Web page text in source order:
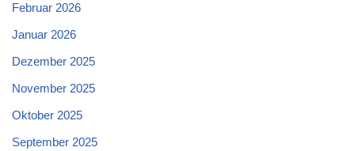
Februar 2026
Januar 2026
Dezember 2025
November 2025
Oktober 2025
September 2025